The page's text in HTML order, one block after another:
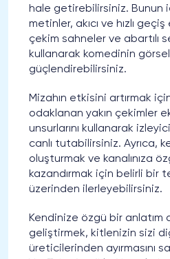
hale getirebilirsiniz. Bunun
metinler, akıcı ve hızlı
çekim sahneler ve abartılı
kullanarak komedinin
güçlendirebilirsiniz.
Mizahın etkisini artırmak
odaklanan yakın çekimler
unsurlarını kullanarak
canlı tutabilirsiniz. Ayrıca,
oluşturmak ve kanalınıza
kazandırmak için belirli bir
üzerinden ilerleyebilirsiniz.
Kendinize özgü bir anlatım
geliştirmek, kitlenizin sizi
üreticilerinden ayırmasını